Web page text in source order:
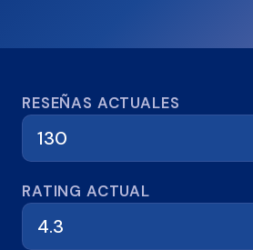
Calculadora de reseñas
RESEÑAS ACTUALES
RATING ACTUAL